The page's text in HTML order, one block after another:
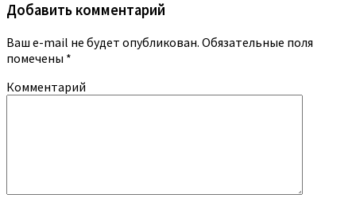
Добавить комментарий
Ваш e-mail не будет опубликован. Обязательные поля
помечены *
Комментарий